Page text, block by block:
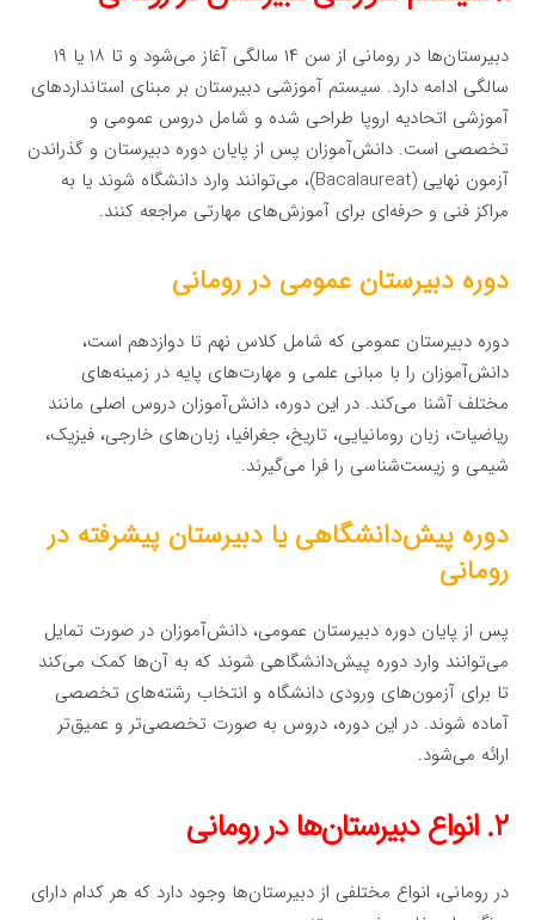
دبیرستان‌ها در رومانی از سن ۱۴ سالگی آغاز می‌شود و تا ۱۸ یا ۱۹
سالگی ادامه دارد. سیستم آموزشی دبیرستان بر مبنای استانداردهای
آموزشی اتحادیه اروپا طراحی شده و شامل دروس عمومی و
تخصصی است. دانش‌آموزان پس از پایان دوره دبیرستان و گذراندن
آزمون نهایی (Bacalaureat)، می‌توانند وارد دانشگاه شوند یا به
مراکز فنی و حرفه‌ای برای آموزش‌های مهارتی مراجعه کنند.
دوره دبیرستان عمومی در رومانی
دوره دبیرستان عمومی که شامل کلاس نهم تا دوازدهم است،
دانش‌آموزان را با مبانی علمی و مهارت‌های پایه در زمینه‌های
مختلف آشنا می‌کند. در این دوره، دانش‌آموزان دروس اصلی مانند
ریاضیات، زبان رومانیایی، تاریخ، جغرافیا، زبان‌های خارجی، فیزیک،
شیمی و زیست‌شناسی را فرا می‌گیرند.
دوره پیش‌دانشگاهی یا دبیرستان پیشرفته در
رومانی
پس از پایان دوره دبیرستان عمومی، دانش‌آموزان در صورت تمایل
می‌توانند وارد دوره پیش‌دانشگاهی شوند که به آن‌ها کمک می‌کند
تا برای آزمون‌های ورودی دانشگاه و انتخاب رشته‌های تخصصی
آماده شوند. در این دوره، دروس به صورت تخصصی‌تر و عمیق‌تر
ارائه می‌شود.
۲. انواع دبیرستان‌ها در رومانی
در رومانی، انواع مختلفی از دبیرستان‌ها وجود دارد که هر کدام دارای